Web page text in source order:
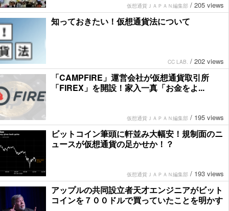
仮想通貨ＪＡＰＡＮ編集部 / 205 views
知っておきたい！仮想通貨法について
CC LAB. / 202 views
「CAMPFIRE」運営会社が仮想通貨取引所
「FIREX」を開設！家入一真「お金をよ...
仮想通貨ＪＡＰＡＮ編集部 / 195 views
ビットコイン筆頭に軒並み大幅安！規制面のニ
ュースが仮想通貨の足かせか！？
仮想通貨ＪＡＰＡＮ編集部 / 193 views
アップルの共同設立者天才エンジニアがビット
コインを７００ドルで買っていたことを明かす